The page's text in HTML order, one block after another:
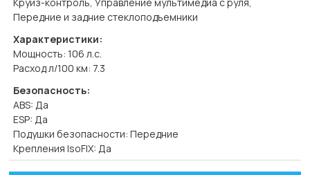
Передние и задние стеклоподъемники
Характеристики:
Мощность: 106 л.с.
Расход л/100 км: 7.3
Безопасность:
ABS: Да
ESP: Да
Подушки безопасности: Передние
Крепления IsoFIX: Да